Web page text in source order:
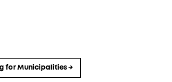
for Municipalities